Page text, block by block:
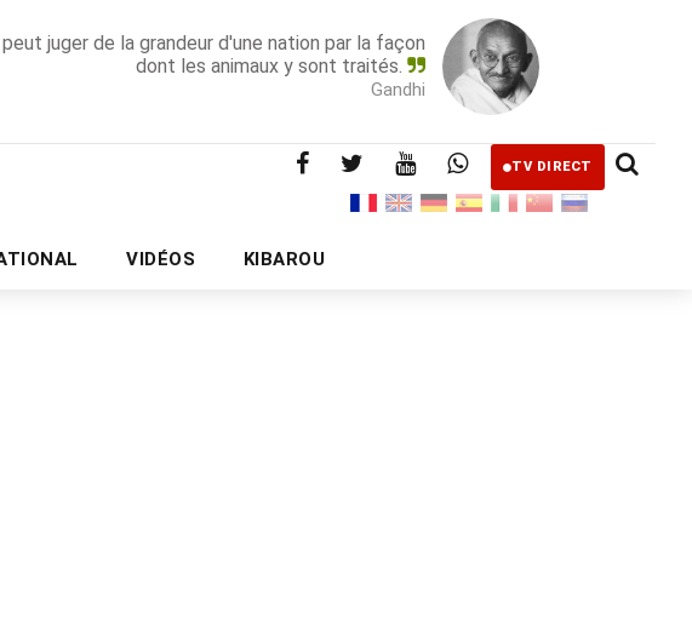
peut juger de la grandeur d'une nation par la façon
dont les animaux y sont traités.
Gandhi
TV DIRECT
VIDÉOS KIBAROU